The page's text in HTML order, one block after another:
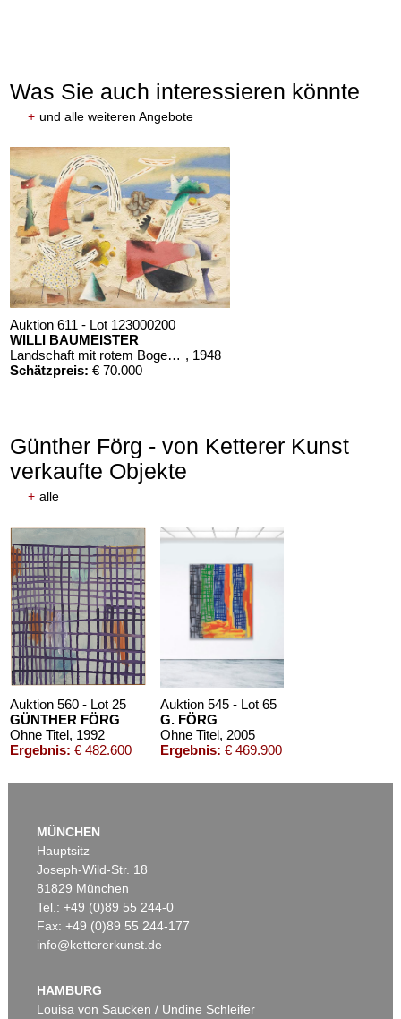
Was Sie auch interessieren könnte
+ und alle weiteren Angebote
Auktion 611 - Lot 123000200
WILLI BAUMEISTER
Landschaft mit rotem Bogen (Sommerfest) , 1948
Schätzpreis: € 70.000
Günther Förg - von Ketterer Kunst
verkaufte Objekte
+ alle
Auktion 560 - Lot 25
GÜNTHER FÖRG
Ohne Titel, 1992
Ergebnis: € 482.600
Auktion 545 - Lot 65
G. FÖRG
Ohne Titel, 2005
Ergebnis: € 469.900
Auktion 425 - Lot 858
Ergebnis:€ 450.000
MÜNCHEN
Hauptsitz
Joseph-Wild-Str. 18
81829 München
Tel.: +49 (0)89 55 244-0
Fax: +49 (0)89 55 244-177
info@kettererkunst.de
HAMBURG
Louisa von Saucken / Undine Schleifer